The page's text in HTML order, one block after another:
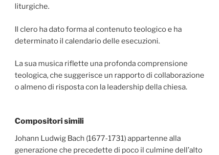
liturgiche.
Il clero ha dato forma al contenuto teologico e ha
determinato il calendario delle esecuzioni.
La sua musica riflette una profonda comprensione
teologica, che suggerisce un rapporto di collaborazione
o almeno di risposta con la leadership della chiesa.
Compositori simili
Johann Ludwig Bach (1677-1731) appartenne alla
generazione che precedette di poco il culmine dell’alto